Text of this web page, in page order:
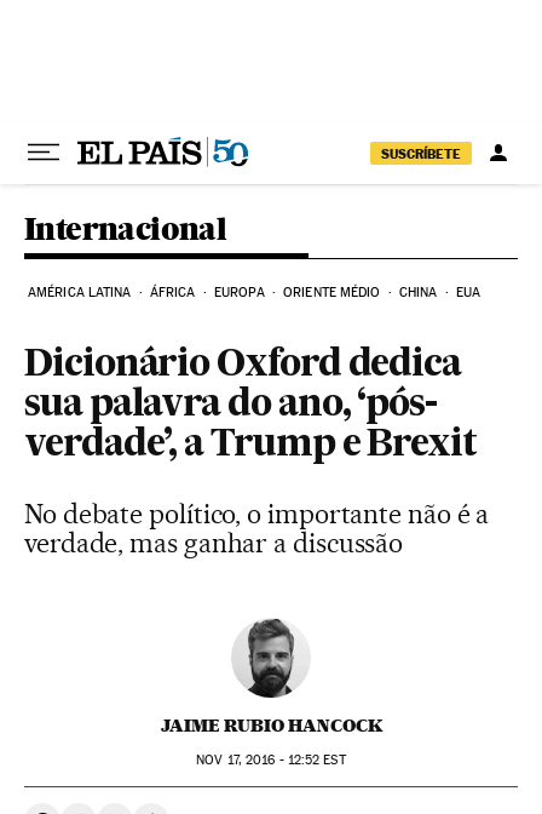
SUSCRÍBETE
Internacional
AMÉRICA LATINA ÁFRICA EUROPA ORIENTE MÉDIO CHINA EUA
Dicionário Oxford dedica
sua palavra do ano, ‘pós-
verdade’, a Trump e Brexit
No debate político, o importante não é a
verdade, mas ganhar a discussão
JAIME RUBIO HANCOCK
NOV 17, 2016 - 12:52 EST